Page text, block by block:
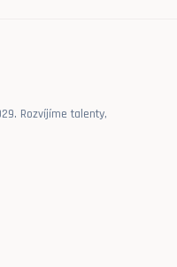
Rozvíjíme talenty,